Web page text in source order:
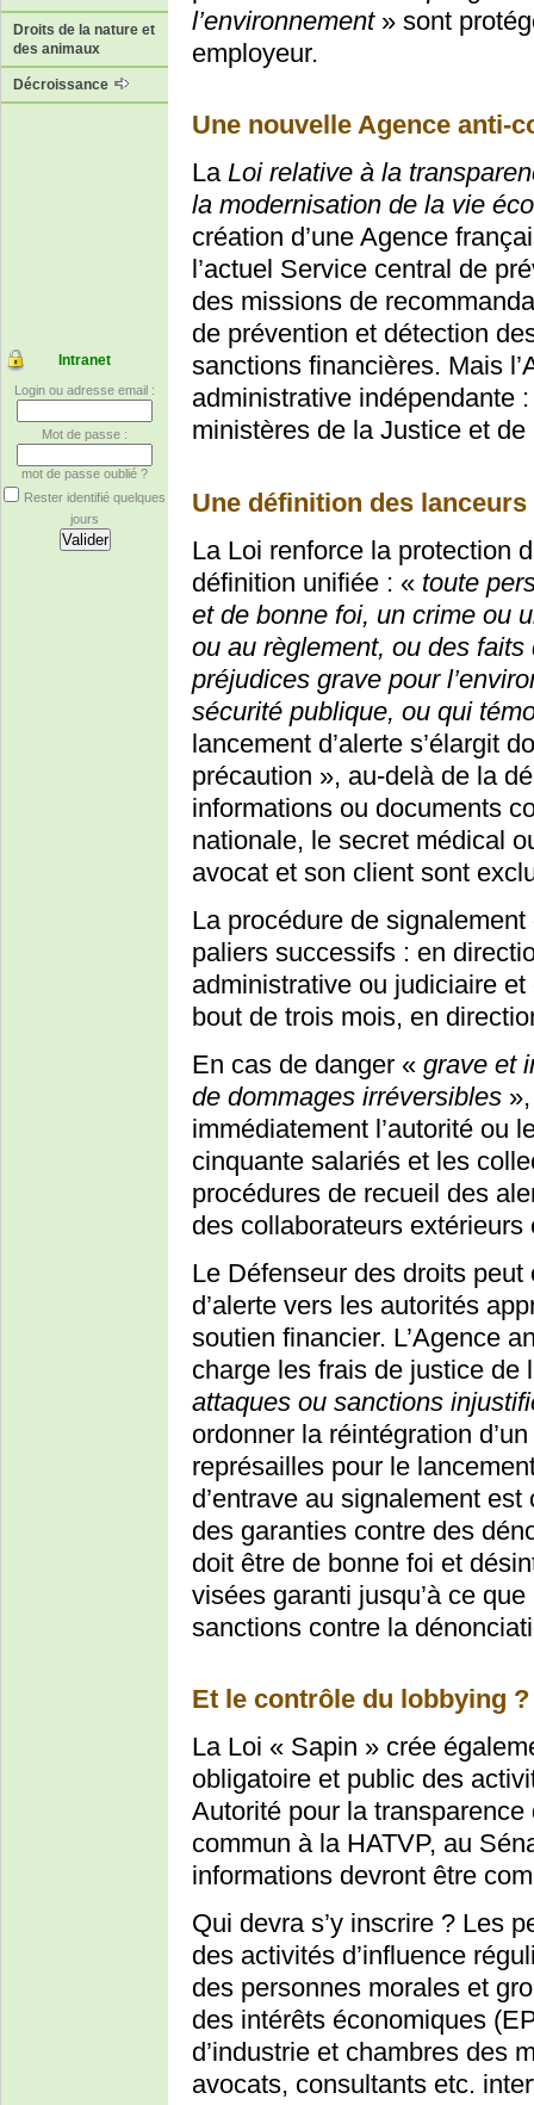
Droits de la nature et
des animaux
Décroissance
Intranet
Login ou adresse email :
Mot de passe :
mot de passe oublié ?
Rester identifié quelques
jours
l’environnement» sont
employeur.
Une nouvelle Agence anti-
La Loi relative à la
la modernisation de la vie
création d’une Agence
l’actuel Service central de
des missions de
de prévention et détection
sanctions financières. Mais
administrative indépendante
ministères de la Justice et de
Une définition des lanceurs
La Loi renforce la protection
définition unifiée : « toute
et de bonne foi, un crime ou
ou au règlement, ou des
préjudices grave pour
sécurité publique, ou qui
lancement d’alerte s’élargit
précaution », au-delà de la
informations ou documents
nationale, le secret médical
avocat et son client sont
La procédure de
paliers successifs : en
administrative ou judiciaire
bout de trois mois, en
En cas de danger « grave et
de dommages irréversibles
immédiatement l’autorité ou
cinquante salariés et les
procédures de recueil des
des collaborateurs extérieurs
Le Défenseur des droits
d’alerte vers les autorités
soutien financier. L’Agence
charge les frais de justice de
attaques ou sanctions
ordonner la réintégration
représailles pour le
d’entrave au signalement
des garanties contre des
doit être de bonne foi et
visées garanti jusqu’à ce
sanctions contre la
Et le contrôle du lobbying ?
La Loi « Sapin » crée
obligatoire et public des
Autorité pour la
commun à la HATVP, au
informations devront être
Qui devra s’y inscrire ? Les
des activités d’influence
des personnes morales et
des intérêts économiques
d’industrie et chambres des
avocats, consultants etc.